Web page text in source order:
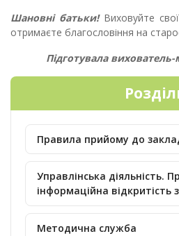
Шановні батьки!Виховуйте
отримаєте благословіння на
Підготувала
Правила прийому до
Управлінська діяльність.
інформаційна відкритість
Методична служба